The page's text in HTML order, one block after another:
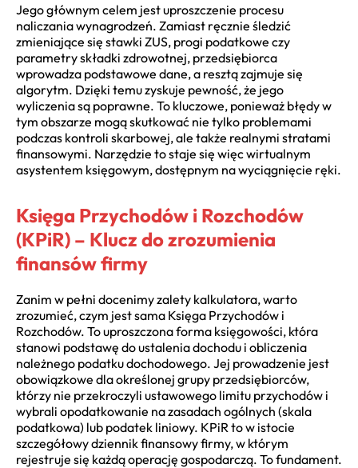
Jego głównym celem jest uproszczenie procesu
naliczania wynagrodzeń. Zamiast ręcznie śledzić
zmieniające się stawki ZUS, progi podatkowe czy
parametry składki zdrowotnej, przedsiębiorca
wprowadza podstawowe dane, a resztą zajmuje się
algorytm. Dzięki temu zyskuje pewność, że jego
wyliczenia są poprawne. To kluczowe, ponieważ błędy w
tym obszarze mogą skutkować nie tylko problemami
podczas kontroli skarbowej, ale także realnymi stratami
finansowymi. Narzędzie to staje się więc wirtualnym
asystentem księgowym, dostępnym na wyciągnięcie ręki.
Księga Przychodów i Rozchodów
(KPiR) – Klucz do zrozumienia
finansów firmy
Zanim w pełni docenimy zalety kalkulatora, warto
zrozumieć, czym jest sama Księga Przychodów i
Rozchodów. To uproszczona forma księgowości, która
stanowi podstawę do ustalenia dochodu i obliczenia
należnego podatku dochodowego. Jej prowadzenie jest
obowiązkowe dla określonej grupy przedsiębiorców,
którzy nie przekroczyli ustawowego limitu przychodów i
wybrali opodatkowanie na zasadach ogólnych (skala
podatkowa) lub podatek liniowy. KPiR to w istocie
szczegółowy dziennik finansowy firmy, w którym
rejestruje się każdą operację gospodarczą. To fundament.